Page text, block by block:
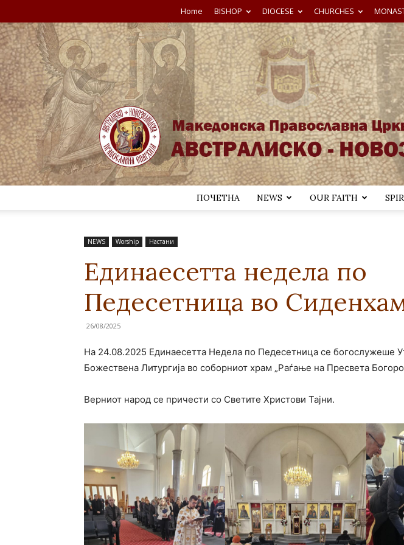
Home BISHOP DIOCESE CHURCHES
ПОЧЕТНА NEWS OUR FAITH
NEWS Worship Настани
Единаесетта недела по
Педесетница во
26/08/2025
На 24.08.2025 Единаесетта Недела по Педесетница се богослужеше
Божествена Литургија во соборниот храм „Раѓање на Пресвета
Верниот народ се причести со Светите Христови Тајни.